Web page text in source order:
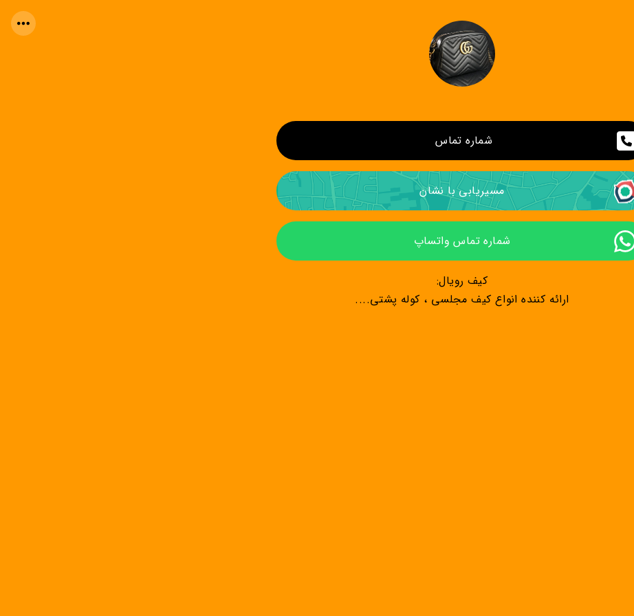
شماره تماس
مسیریابی با نشان
شماره تماس واتساپ
کیف رویال:
ارائه کننده انواع کیف مجلسی ، کوله پشتی....